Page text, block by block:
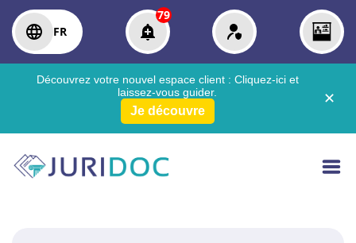
FR
79
Découvrez votre nouvel espace client : Cliquez-ici et
laissez-vous guider.
Je découvre
✕